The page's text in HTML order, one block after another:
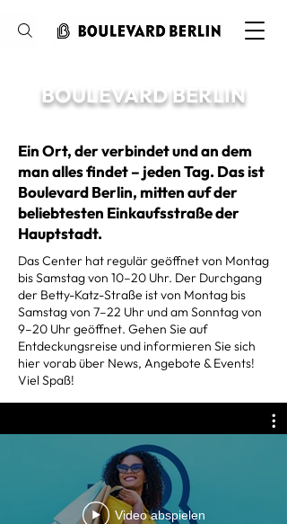
Suche
BOULEVARD BERLIN
Ein Ort, der verbindet und an dem
man alles findet – jeden Tag. Das ist
Boulevard Berlin, mitten auf der
beliebtesten Einkaufsstraße der
Hauptstadt.
Das Center hat regulär geöffnet von Montag
bis Samstag von 10–20 Uhr. Der Durchgang
der Betty-Katz-Straße ist von Montag bis
Samstag von 7–22 Uhr und am Sonntag von
9–20 Uhr geöffnet. Gehen Sie auf
Entdeckungsreise und informieren Sie sich
hier vorab über News, Angebote & Events!
Viel Spaß!
Video abspielen